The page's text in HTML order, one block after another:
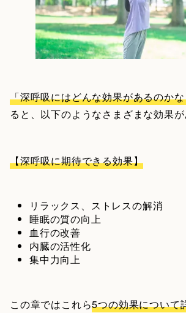
「深呼吸にはどんな効果があるのか
ると、以下のようなさまざまな効果が
【深呼吸に期待できる効果】
リラックス、ストレスの解消
睡眠の質の向上
血行の改善
内臓の活性化
集中力向上
この章ではこれら5つの効果について